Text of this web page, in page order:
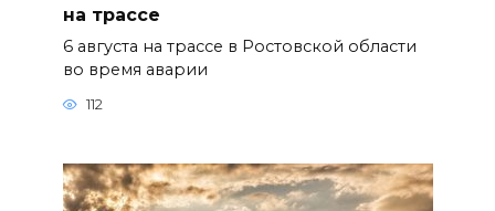
на трассе
6 августа на трассе в Ростовской области
во время аварии
112